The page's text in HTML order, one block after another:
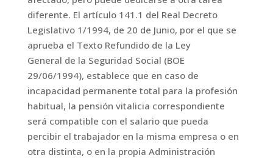
diferente. El artículo 141.1 del Real Decreto
Legislativo 1/1994, de 20 de Junio, por el que se
aprueba el Texto Refundido de la Ley
General de la Seguridad Social (BOE
29/06/1994), establece que en caso de
incapacidad permanente total para la profesión
habitual, la pensión vitalicia correspondiente
será compatible con el salario que pueda
percibir el trabajador en la misma empresa o en
otra distinta, o en la propia Administración